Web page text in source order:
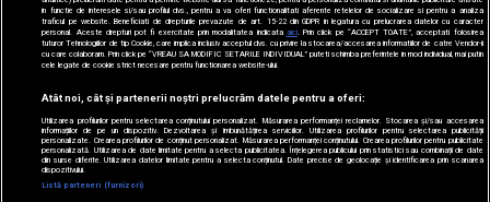
in functie de interesele si/sau profilul dvs., pentru a va oferi functionalitati aferente retelelor de socializare si pentru a analiza
traficul pe website. Beneficiati de drepturile prevazute de art. 15-22 din GDPR in legatura cu prelucrarea datelor cu caracter
personal. Aceste drepturi pot fi exercitate prin modalitatea indicata aici. Prin click pe “ACCEPT TOATE”, acceptati folosirea
tuturor Tehnologiilor de tip Cookie, care implica inclusiv acceptul dvs. cu privire la stocarea/accesarea informatiilor de catre Vendor-ii
cu care colaboram. Prin click pe “VREAU SA MODIFIC SETARILE INDIVIDUAL” puteti schimba preferintele in mod individual, mai putin
cele legate de cookie strict necesare pentru functionarea website-ului.
Atât noi, cât și partenerii noștri prelucrăm datele pentru a oferi:
Utilizarea profilurilor pentru selectarea conținutului personalizat. Măsurarea performanței reclamelor. Stocarea și/sau accesarea
informațiilor de pe un dispozitiv. Dezvoltarea și îmbunătățirea serviciilor. Utilizarea profilurilor pentru selectarea publicității
personalizate. Crearea profilurilor de conținut personalizat. Măsurarea performanței conținutului. Crearea profilurilor pentru publicitate
personalizată. Utilizarea de date limitate pentru a selecta publicitatea. Înțelegerea publicului prin statistici sau combinații de date
din surse diferite. Utilizarea datelor limitate pentru a selecta conținutul. Date precise de geolocație și identificarea prin scanarea
dispozitivului.
Listă parteneri (furnizori)